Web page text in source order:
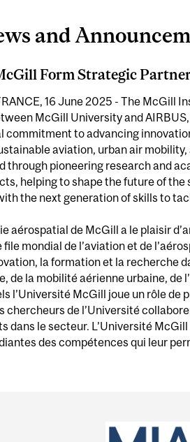
and
Form Strategic
16 June 2025 - The McGill
McGill University and
commitment to advancing
aviation, urban air
through pioneering research and
helping to shape the future of
the next generation of skills to
aérospatial de McGill a le plaisir
file mondial de l’aviation et de
la formation et la recherche
de la mobilité aérienne urbaine,
l’Université McGill joue un rôle
chercheurs de l’Université
dans le secteur. L’Université
des compétences qui leur